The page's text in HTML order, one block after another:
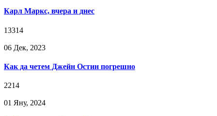
Карл Маркс, вчера и днес
13314
06 Дек, 2023
Как да четем Джейн Остин погрешно
2214
01 Яну, 2024